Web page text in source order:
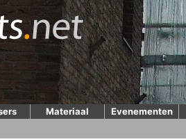
Materiaal Evenementen